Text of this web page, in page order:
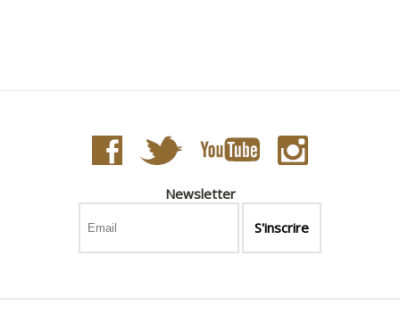
Newsletter